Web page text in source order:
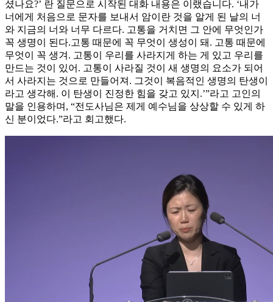
셨나요?’ 란 질문으로 시작된 대화 내용은 이랬습니다. ‘내가
너에게 처음으로 문자를 보내서 암이란 것을 알게 된 날의 너
와 지금의 너와 너무 다르다. 고통을 거치면 그 안에 무엇인가
꼭 생명이 된다.고통 때문에 꼭 무엇이 생성이 돼. 고통 때문에
무엇이 꼭 생겨. 고통이 우리를 사라지게 하는 게 있고 우리를
만드는 것이 있어. 고통이 사라질 것이 새 생명의 요소가 되어
서 사라지는 것으로 만들어져. 그것이 복음적인 생명의 탄생이
라고 생각해. 이 탄생이 진정한 힘을 갖고 있지.’”라고 고인의
말을 인용하며, “전도사님은 제게 예수님을 상상할 수 있게 하
신 분이었다.”라고 회고했다.